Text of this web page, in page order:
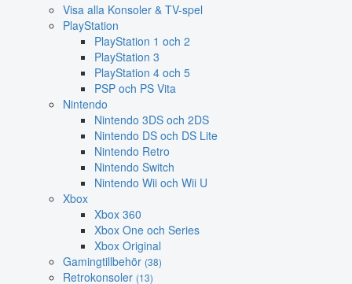
Visa alla Konsoler & TV-spel
PlayStation
PlayStation 1 och 2
PlayStation 3
PlayStation 4 och 5
PSP och PS Vita
Nintendo
Nintendo 3DS och 2DS
Nintendo DS och DS Lite
Nintendo Retro
Nintendo Switch
Nintendo Wii och Wii U
Xbox
Xbox 360
Xbox One och Series
Xbox Original
Gamingtillbehör (38)
Retrokonsoler (13)